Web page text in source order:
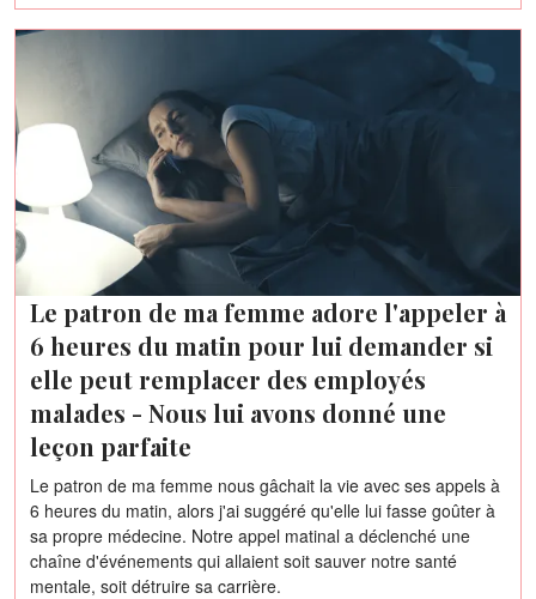
Le patron de ma femme adore l'appeler à
6 heures du matin pour lui demander si
elle peut remplacer des employés
malades - Nous lui avons donné une
leçon parfaite
Le patron de ma femme nous gâchait la vie avec ses appels à
6 heures du matin, alors j'ai suggéré qu'elle lui fasse goûter à
sa propre médecine. Notre appel matinal a déclenché une
chaîne d'événements qui allaient soit sauver notre santé
mentale, soit détruire sa carrière.